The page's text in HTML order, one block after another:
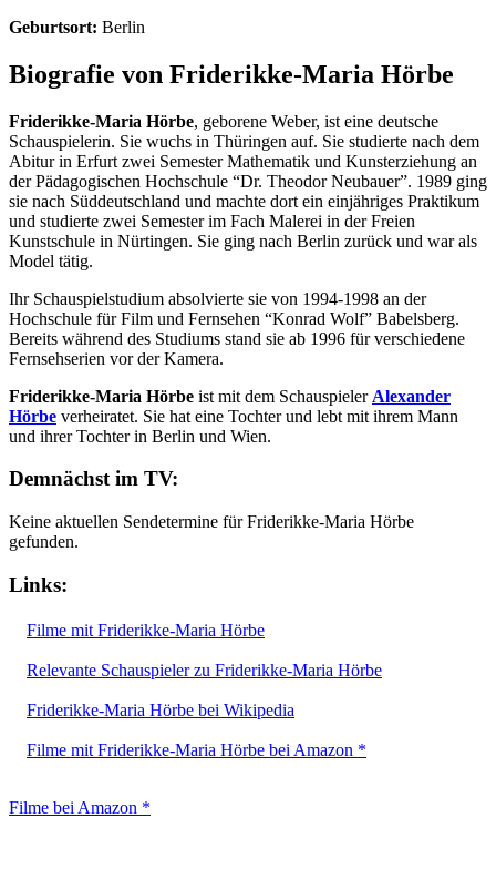
Geburtsort: Berlin
Biografie von Friderikke-Maria Hörbe
Friderikke-Maria Hörbe, geborene Weber, ist eine deutsche
Schauspielerin. Sie wuchs in Thüringen auf. Sie studierte nach dem
Abitur in Erfurt zwei Semester Mathematik und Kunsterziehung an
der Pädagogischen Hochschule “Dr. Theodor Neubauer”. 1989 ging
sie nach Süddeutschland und machte dort ein einjähriges Praktikum
und studierte zwei Semester im Fach Malerei in der Freien
Kunstschule in Nürtingen. Sie ging nach Berlin zurück und war als
Model tätig.
Ihr Schauspielstudium absolvierte sie von 1994-1998 an der
Hochschule für Film und Fernsehen “Konrad Wolf” Babelsberg.
Bereits während des Studiums stand sie ab 1996 für verschiedene
Fernsehserien vor der Kamera.
Friderikke-Maria Hörbe ist mit dem Schauspieler Alexander
Hörbe verheiratet. Sie hat eine Tochter und lebt mit ihrem Mann
und ihrer Tochter in Berlin und Wien.
Demnächst im TV:
Keine aktuellen Sendetermine für Friderikke-Maria Hörbe
gefunden.
Links:
Filme mit Friderikke-Maria Hörbe
Relevante Schauspieler zu Friderikke-Maria Hörbe
Friderikke-Maria Hörbe bei Wikipedia
Filme mit Friderikke-Maria Hörbe bei Amazon *
Filme bei Amazon *